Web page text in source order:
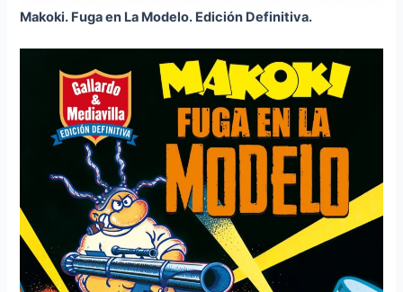
Makoki. Fuga en La Modelo. Edición Definitiva.